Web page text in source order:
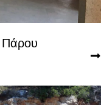
Πάρου